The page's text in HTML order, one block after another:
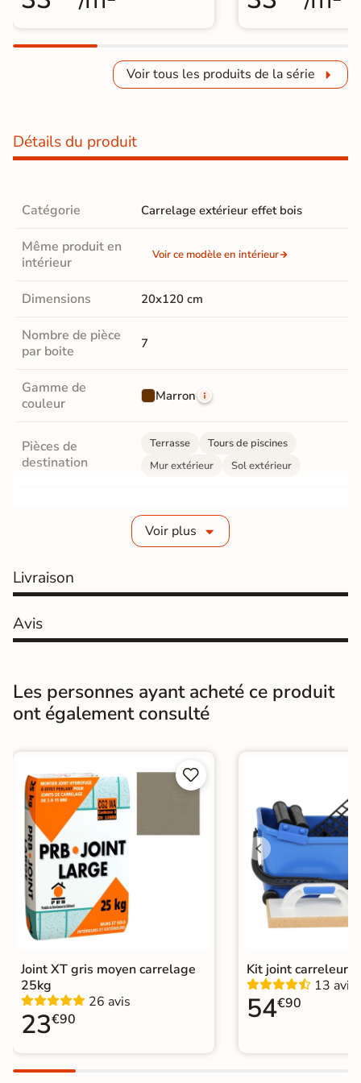
Voir tous les produits de la série
Détails du produit
Catégorie Carrelage extérieur effet bois
Même produit en
intérieur
Voir ce modèle en intérieur
Dimensions 20x120 cm
Nombre de pièce
par boite
7
Gamme de
couleur
Marron
Pièces de
destination
Terrasse
Tours de piscines
Mur extérieur
Sol extérieur
10 mm
Coefficient
antidérapant
Résistance à
l'usure
GR5 - Ultra-résistant
Bords rectifié
Finition Mate
Surface Antidérapante
Nombres de
tampons
15
Résistant au Gel
Variation de la
couleur
Conditionnement Boite
Choix
Voir plus
Livraison
Avis
Les personnes ayant acheté ce produit
ont également consulté


Joint XT gris moyen carrelage
25kg
26 avis
23€90
Kit joint carreleur
13 avis
54€90